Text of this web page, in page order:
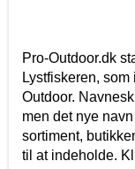
Pro-Outdoor.dk
Lystfiskeren,
Outdoor.
men det nye
sortiment,
til at indeholde.